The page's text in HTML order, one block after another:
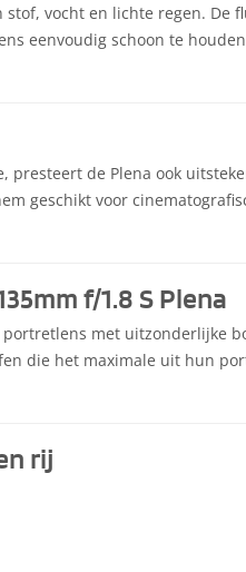
vocht en lichte regen. De
eenvoudig schoon te
de Plena ook
geschikt voor
f/1.8 S Plena
met uitzonderlijke
die het maximale uit hun
rij